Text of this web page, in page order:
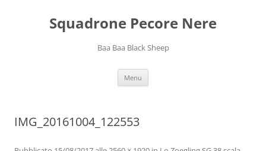
Squadrone Pecore Nere
Baa Baa Black Sheep
Menu
IMG_20161004_122553